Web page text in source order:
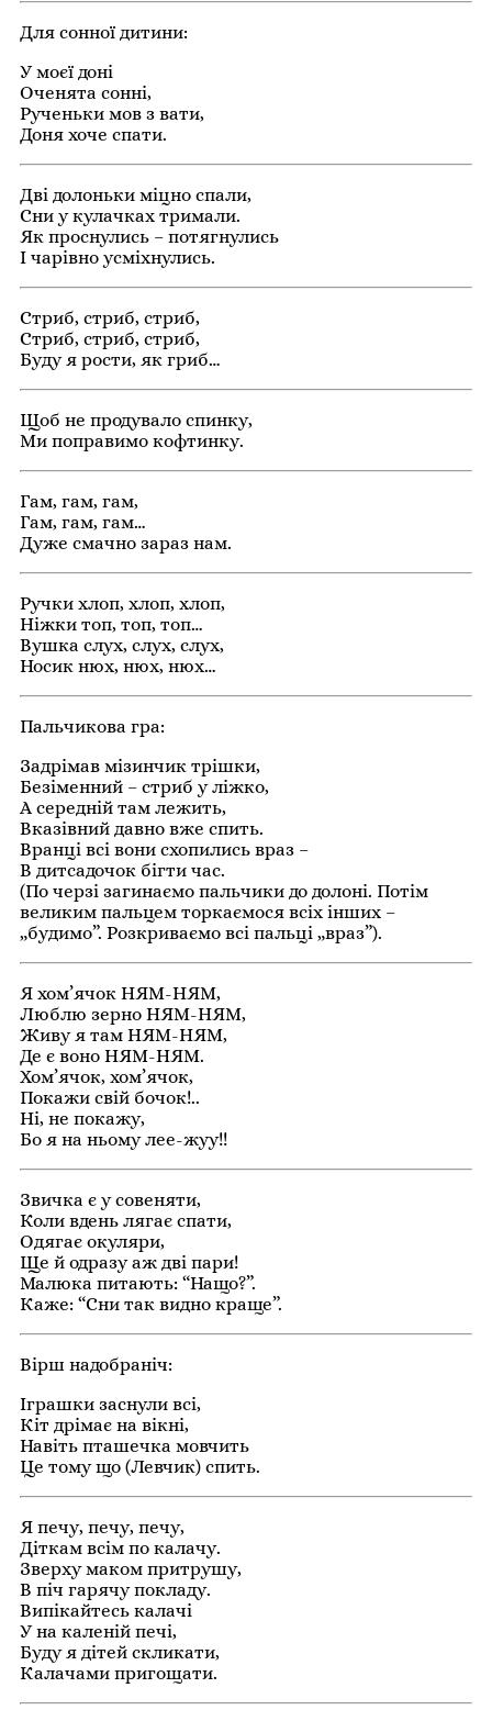
Для сонної дитини:
У моєї доні
Оченята сонні,
Рученьки мов з вати,
Доня хоче спати.
Дві долоньки міцно спали,
Сни у кулачках тримали.
Як проснулись – потягнулись
І чарівно усміхнулись.
Стриб, стриб, стриб,
Стриб, стриб, стриб,
Буду я рости, як гриб…
Щоб не продувало спинку,
Ми поправимо кофтинку.
Гам, гам, гам,
Гам, гам, гам…
Дуже смачно зараз нам.
Ручки хлоп, хлоп, хлоп,
Ніжки топ, топ, топ…
Вушка слух, слух, слух,
Носик нюх, нюх, нюх…
Пальчикова гра:
Задрімав мізинчик трішки,
Безіменний – стриб у ліжко,
А середній там лежить,
Вказівний давно вже спить.
Вранці вci вони схопились враз –
В дитсадочок бігти час.
(По черзі загинаємо пальчики до долоні. Потім
великим пальцем торкаємося всіх інших –
„будимо”. Розкриваємо всі пальці „враз”).
Я хом’ячок НЯМ-НЯМ,
Люблю зерно НЯМ-НЯМ,
Живу я там НЯМ-НЯМ,
Де є воно НЯМ-НЯМ.
Хом’ячок, хом’ячок,
Покажи свій бочок!..
Ні, не покажу,
Бо я на ньому лее-жуу!!
Звичка є у совеняти,
Коли вдень лягає спати,
Одягає окуляри,
Ще й одразу аж дві пари!
Малюка питають: “Нащо?”.
Каже: “Сни так видно краще”.
Вірш надобраніч:
Іграшки заснули всі,
Кіт дрімає на вікні,
Навіть пташечка мовчить
Це тому що (Левчик) спить.
Я печу, печу, печу,
Діткам всім по калачу.
Зверху маком притрушу,
В піч гарячу покладу.
Випікайтесь калачі
У на каленій печі,
Буду я дітей скликати,
Калачами пригощати.